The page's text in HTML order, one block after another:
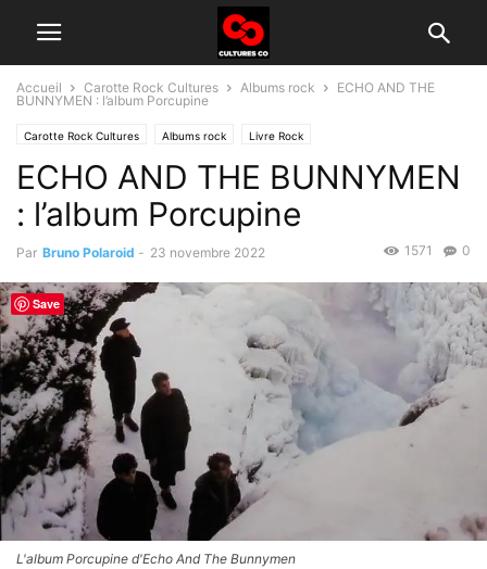
Accueil Carotte Rock Cultures Albums rock
ECHO AND THE
BUNNYMEN : l’album Porcupine
Carotte Rock Cultures Albums rock Livre Rock
Groupes rock d'aujourd'hui Histoire du rock
ECHO AND THE BUNNYMEN
: l’album Porcupine
Par Bruno Polaroid - 23 novembre 2022 0
1571
L'album Porcupine d'Echo And The Bunnymen
Save